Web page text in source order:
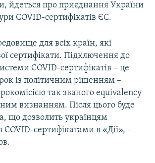
йдеться про приєднання України
COVID-сертифікатів ЄС.
для всіх країн, які
сертифікати. Підключення до
COVID-сертифікатів – це
із політичним рішенням –
так званого equivalency
визнанням. Після цього буде
що дозволить українцям
сертифікатами в «Дії», –